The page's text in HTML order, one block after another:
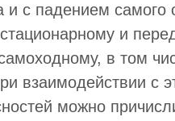
и с падением самого
и
в том
взаимодействии с
можно